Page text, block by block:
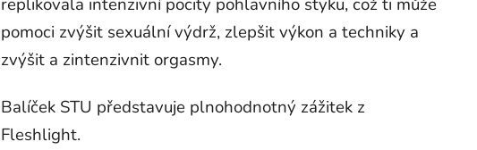
replikovala intenzivní pocity pohlavního styku, což ti může
pomoci zvýšit sexuální výdrž, zlepšit výkon a techniky a
zvýšit a zintenzivnit orgasmy.
Balíček STU představuje plnohodnotný zážitek z
Fleshlight.